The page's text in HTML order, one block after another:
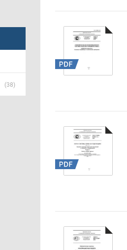
(38)